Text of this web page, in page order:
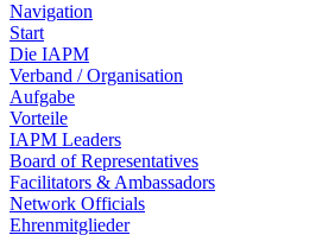
Navigation
Start
Die IAPM
Verband / Organisation
Aufgabe
Vorteile
IAPM Leaders
Board of Representatives
Facilitators & Ambassadors
Network Officials
Ehrenmitglieder